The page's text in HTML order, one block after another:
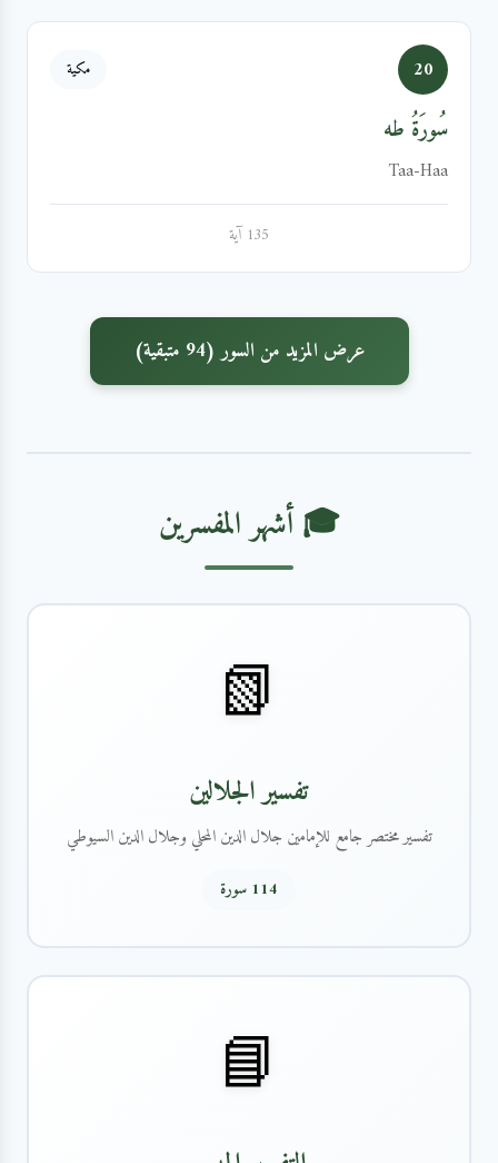
20 مكية
سُورَةُ طه
Taa-Haa
135 آية
عرض المزيد من السور (94 متبقية)
🎓 أشهر المفسرين
📗
تفسير الجلالين
تفسير مختصر جامع للإمامين جلال الدين المحلي وجلال الدين السيوطي
114 سورة
📘